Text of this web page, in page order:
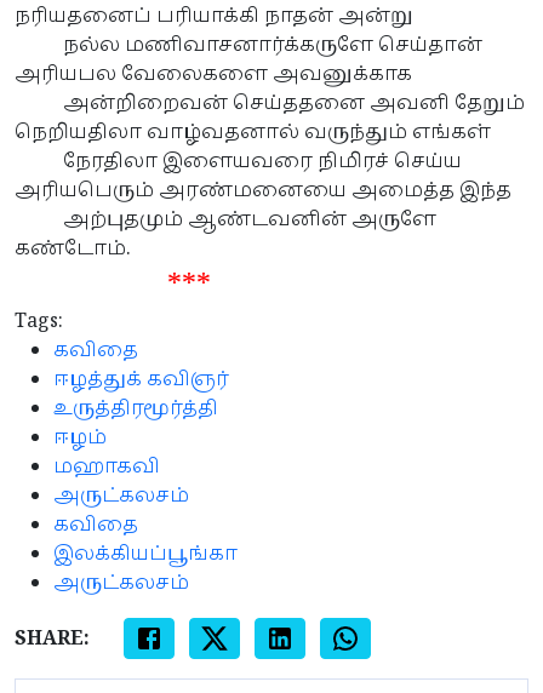
நரியதனைப் பரியாக்கி நாதன் அன்று
நல்ல மணிவாசனார்க்கருளே செய்தான்
அரியபல வேலைகளை அவனுக்காக
அன்றிறைவன் செய்ததனை அவனி தேறும்
நெறியதிலா வாழ்வதனால் வருந்தும் எங்கள்
நேரதிலா இளையவரை நிமிரச் செய்ய
அரியபெரும் அரண்மனையை அமைத்த இந்த
அற்புதமும் ஆண்டவனின் அருளே
கண்டோம்.
***
Tags:
கவிதை
ஈழத்துக் கவிஞர்
உருத்திரமூர்த்தி
ஈழம்
மஹாகவி
அருட்கலசம்
கவிதை
இலக்கியப்பூங்கா
அருட்கலசம்
SHARE: